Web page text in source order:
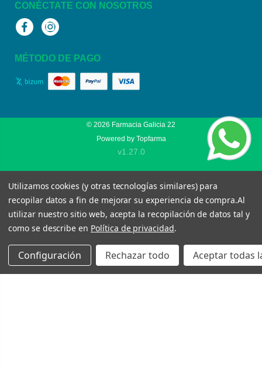
CONÉCTATE CON NOSOTROS
FacebookInstagram
MÉTODO DE PAGO
© 2026 Farmacia Galicia 22
Powered by Topfarma
v1.27.0
Utilizamos cookies (y otras tecnologías similares) para
recopilar datos a fin de mejorar su experiencia de compra.Al
utilizar nuestro sitio web, acepta la recopilación de datos tal y
como se describe en Política de privacidad.
Configuración Rechazar todo Aceptar todas